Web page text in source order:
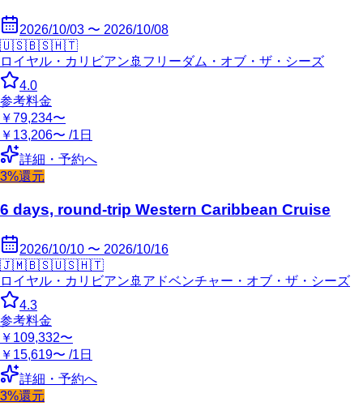
2026/10/03 〜 2026/10/08
🇺🇸🇧🇸🇭🇹
ロイヤル・カリビアン 🚢 フリーダム・オブ・ザ・シーズ
4.0
参考料金
￥79,234〜
￥13,206〜 /1日
詳細・予約へ
3%還元
6 days, round-trip Western Caribbean Cruise
2026/10/10 〜 2026/10/16
🇯🇲🇧🇸🇺🇸🇭🇹
ロイヤル・カリビアン 🚢 アドベンチャー・オブ・ザ・シーズ
4.3
参考料金
￥109,332〜
￥15,619〜 /1日
詳細・予約へ
3%還元